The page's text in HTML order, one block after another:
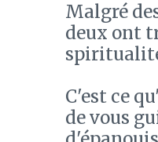
Malgré
deux ont
C'est ce
de vous